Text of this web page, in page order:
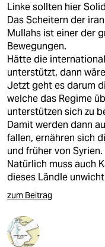
Linke sollten hier
Das Scheitern der
Mullahs ist einer der
Bewegungen.
Hätte die
unterstützt, dann
Jetzt geht es darum
welche das Regime
unterstützen sich zu
Damit werden dann
fallen, ernähren sich
und früher von Syrien.
Natürlich muss auch
dieses Ländle
zum Beitrag